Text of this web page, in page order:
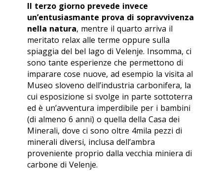
Il terzo giorno prevede invece
un’entusiasmante prova di sopravvivenza
nella natura, mentre il quarto arriva il
meritato relax alle terme oppure sulla
spiaggia del bel lago di Velenje. Insomma, ci
sono tante esperienze che permettono di
imparare cose nuove, ad esempio la visita al
Museo sloveno dell’industria carbonifera, la
cui esposizione si svolge in parte sottoterra
ed è un’avventura imperdibile per i bambini
(di almeno 6 anni) o quella della Casa dei
Minerali, dove ci sono oltre 4mila pezzi di
minerali diversi, inclusa dell’ambra
proveniente proprio dalla vecchia miniera di
carbone di Velenje.